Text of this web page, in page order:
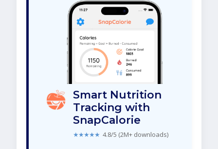
Smart Nutrition
Tracking with
SnapCalorie
★★★★★ 4.8/5 (2M+ downloads)